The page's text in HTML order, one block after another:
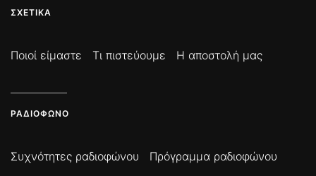
ΣΧΕΤΙΚΆ
Ποιοί είμαστε Τι πιστεύουμε Η αποστολή μας
ΡΑΔΙΌΦΩΝΟ
Συχνότητες ραδιοφώνου
Πρόγραμμα ραδιοφώνου